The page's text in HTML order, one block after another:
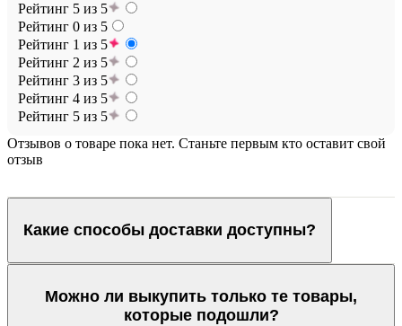
Рейтинг 5 из 5
Рейтинг 0 из 5
Рейтинг 1 из 5
Рейтинг 2 из 5
Рейтинг 3 из 5
Рейтинг 4 из 5
Рейтинг 5 из 5
Отзывов о товаре пока нет. Станьте первым кто оставит свой
отзыв
Какие способы доставки доступны?
Можно ли выкупить только те товары,
которые подошли?